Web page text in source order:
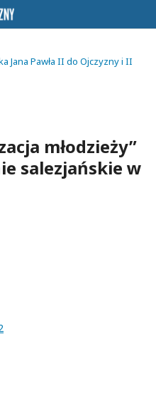
Jana Pawła II do Ojczyzny i II
młodzieży”
salezjańskie w